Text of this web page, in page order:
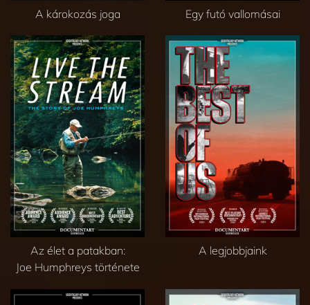
A károkozás joga Egy futó vallomásai
Az élet a patakban:
Joe Humphreys története
A legjobbjaink